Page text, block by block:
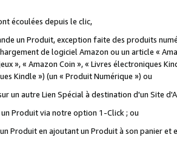
écoulées depuis le clic,
un Produit, exception faite des produits
de logiciel Amazon ou un article «
», « Amazon Coin », « Livres électroniques
Kindle ») (un « Produit Numérique ») ou
un autre Lien Spécial à destination d'un Site
Produit via notre option 1-Click ; ou
Produit en ajoutant un Produit à son panier et